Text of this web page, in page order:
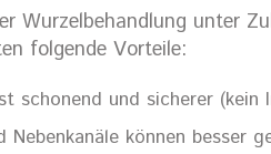
Wurzelbehandlung unter
folgende Vorteile:
schonend und sicherer (kein
Nebenkanäle können besser